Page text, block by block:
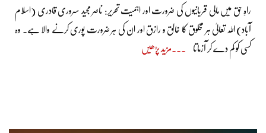
راہِ حق میں مالی قربانیوں کی ضرورت اور اہمیت تحریر: ناصر مجید سروری قادری (اسلام
آباد) اللہ تعالیٰ ہر مخلوق کا خالق و رازق اور ان کی ہر ضرورت پوری کرنے والا ہے۔ وہ
کسی کو کم دے کر آزماتا مزید پڑھیں